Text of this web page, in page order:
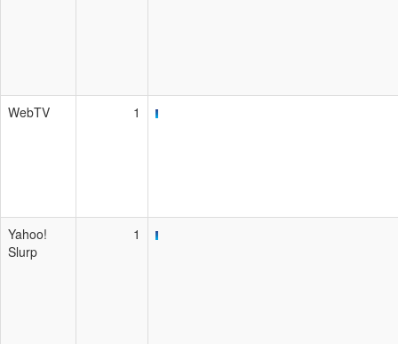
WebTV 1
Yahoo!
Slurp
1